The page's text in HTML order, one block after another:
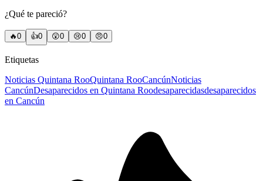
¿Qué te pareció?
🔥0 👍0 😲0 😢0 😠0
Etiquetas
Noticias Quintana RooQuintana RooCancúnNoticias
CancúnDesaparecidos en Quintana Roodesaparecidasdesaparecidos
en Cancún